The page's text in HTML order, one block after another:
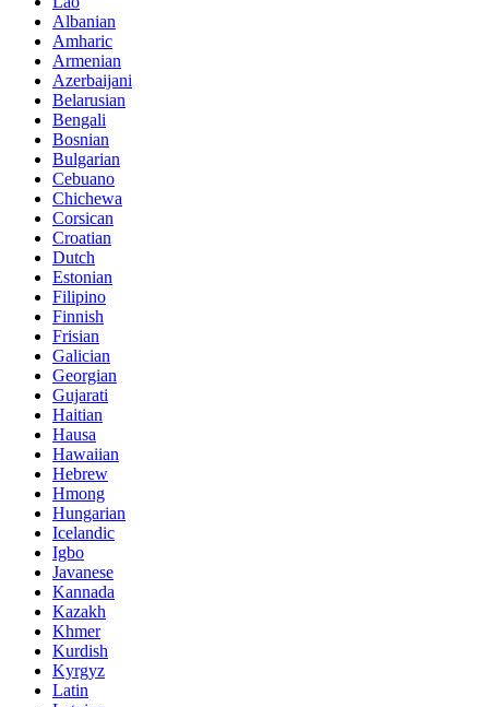
Albanian
Amharic
Armenian
Azerbaijani
Belarusian
Bengali
Bosnian
Bulgarian
Cebuano
Chichewa
Corsican
Croatian
Dutch
Estonian
Filipino
Finnish
Frisian
Galician
Georgian
Gujarati
Haitian
Hausa
Hawaiian
Hebrew
Hmong
Hungarian
Icelandic
Igbo
Javanese
Kannada
Kazakh
Khmer
Kurdish
Kyrgyz
Latin